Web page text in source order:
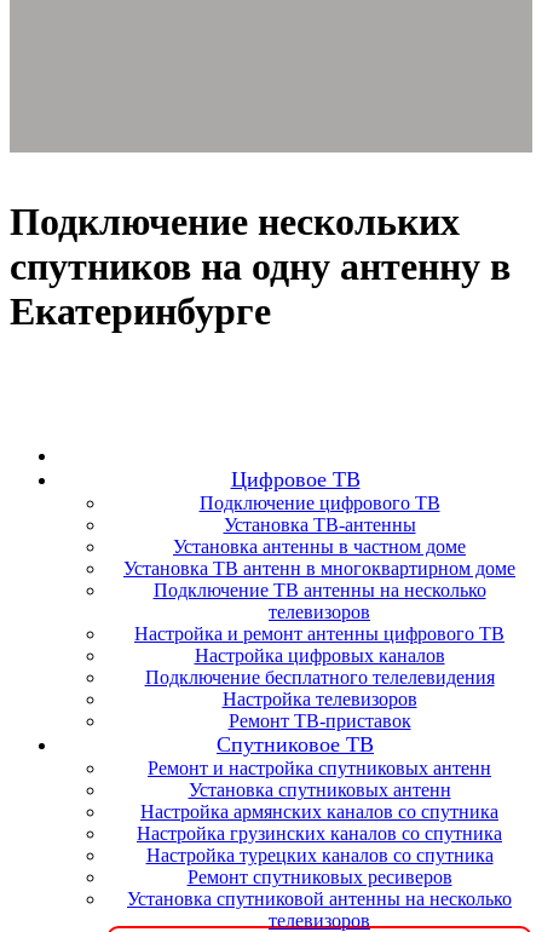
Подключение нескольких
спутников на одну антенну в
Екатеринбурге
Цифровое ТВ
Подключение цифрового ТВ
Установка ТВ-антенны
Установка антенны в частном доме
Установка ТВ антенн в многоквартирном доме
Подключение ТВ антенны на несколько
телевизоров
Настройка и ремонт антенны цифрового ТВ
Настройка цифровых каналов
Подключение бесплатного телелевидения
Настройка телевизоров
Ремонт ТВ-приставок
Спутниковое ТВ
Ремонт и настройка спутниковых антенн
Установка спутниковых антенн
Настройка армянских каналов со спутника
Настройка грузинских каналов со спутника
Настройка турецких каналов со спутника
Ремонт спутниковых ресиверов
Установка спутниковой антенны на несколько
телевизоров